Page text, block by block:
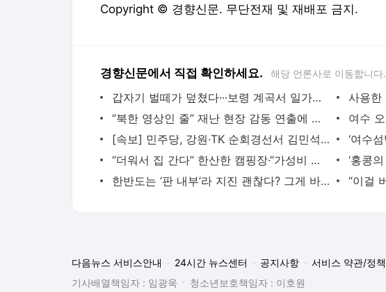
Copyright © 경향신문. 무단전재 및 재배포 금지.
경향신문에서 직접 확인하세요. 해당 언론사로 이동합니다.
갑자기 벌떼가 덮쳤다···보령 계곡서 일가족 등 7명 벌 쏘여 병원 이송
“북한 영상인 줄” 재난 현장 감동 연출에 역풍 맞은 총리…‘재난 이미지 정치’의 함정 [이윤
[속보] 민주당, 강원·TK 순회경선서 김민석 48.5%·정청래 44.4%
“더워서 집 간다” 한산한 캠핑장·“가성비 워터밤” 핫플된 수영장···폭염 속 ‘한강 두 얼
한반도는 ‘판 내부’라 지진 괜찮다? 그게 바로 긴장해야 할 이유!
다음뉴스 서비스안내 24시간 뉴스센터 공지사항
서비스 약관/정책
기사배열책임자 : 임광욱
청소년보호책임자 : 이호원